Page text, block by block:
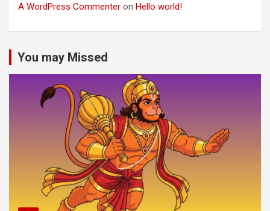
A WordPress Commenter on Hello world!
You may Missed